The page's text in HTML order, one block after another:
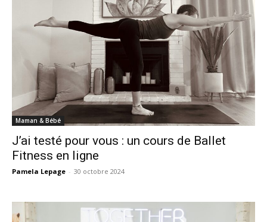
Maman & Bébé
J’ai testé pour vous : un cours de Ballet
Fitness en ligne
Pamela Lepage - 30 octobre 2024